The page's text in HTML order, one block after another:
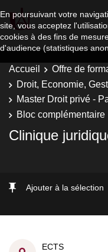
En poursuivant votre
site, vous acceptez
cookies à des fins de
d'audience (statistiques
Accueil Offre de
Droit, Economie,
Master Droit privé -
Bloc complémentaire
Clinique
Ajouter à la sélection
ECTS